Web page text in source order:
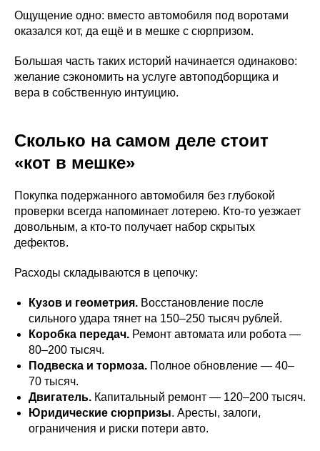
Ощущение одно: вместо автомобиля под воротами
оказался кот, да ещё и в мешке с сюрпризом.
Большая часть таких историй начинается одинаково:
желание сэкономить на услуге автоподборщика и
вера в собственную интуицию.
Сколько на самом деле стоит
«кот в мешке»
Покупка подержанного автомобиля без глубокой
проверки всегда напоминает лотерею. Кто-то уезжает
довольным, а кто-то получает набор скрытых
дефектов.
Расходы складываются в цепочку:
Кузов и геометрия. Восстановление после
сильного удара тянет на 150–250 тысяч рублей.
Коробка передач. Ремонт автомата или робота —
80–200 тысяч.
Подвеска и тормоза. Полное обновление — 40–
70 тысяч.
Двигатель. Капитальный ремонт — 120–200 тысяч.
Юридические сюрпризы. Аресты, залоги,
ограничения и риски потери авто.